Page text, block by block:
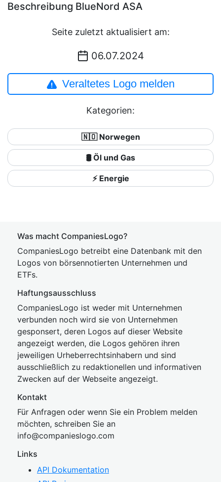
Beschreibung BlueNord ASA
Seite zuletzt aktualisiert am:
06.07.2024
Veraltetes Logo melden
Kategorien:
🇳🇴 Norwegen
🛢 Öl und Gas
⚡ Energie
Was macht CompaniesLogo?
CompaniesLogo betreibt eine Datenbank mit den
Logos von börsennotierten Unternehmen und
ETFs.
Haftungsausschluss
CompaniesLogo ist weder mit Unternehmen
verbunden noch wird sie von Unternehmen
gesponsert, deren Logos auf dieser Website
angezeigt werden, die Logos gehören ihren
jeweiligen Urheberrechtsinhabern und sind
ausschließlich zu redaktionellen und informativen
Zwecken auf der Webseite angezeigt.
Kontakt
Für Anfragen oder wenn Sie ein Problem melden
möchten, schreiben Sie an
info@companieslogo.com
Links
API Dokumentation